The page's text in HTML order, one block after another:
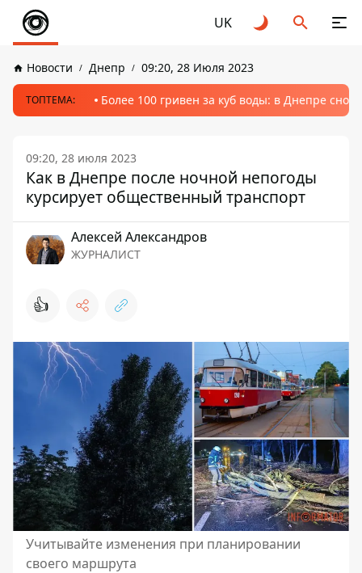
UK
Новости Днепр 09:20, 28 Июля 2023
ТОПТЕМА: Более 100 гривен за куб воды: в Днепре
09:20, 28 июля 2023
Как в Днепре после ночной непогоды
курсирует общественный транспорт
Алексей Александров
ЖУРНАЛИСТ
👍
Учитывайте изменения при планировании
своего маршрута